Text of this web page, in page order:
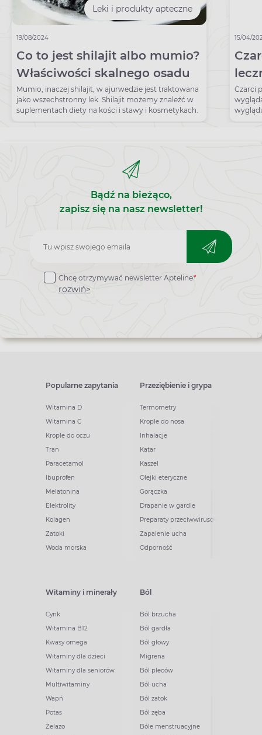
Leki i produkty apteczne
19/08/2024
Co to jest shilajit albo mumio?
Właściwości skalnego osadu
Mumio, inaczej shilajit, w ajurwedzie jest traktowana
jako wszechstronny lek. Shilajit możemy znaleźć w
suplementach diety na kości i stawy i kosmetykach.
15/04/
Czarci
Bądź na bieżąco,
zapisz się na nasz newsletter!
Zapisz
do
newslettera
Chcę otrzymywać newsletter Apteline*
rozwiń>
Popularne zapytania
Witamina D
Witamina C
Krople do oczu
Tran
Paracetamol
Ibuprofen
Melatonina
Elektrolity
Kolagen
Zatoki
Woda morska
Przeziębienie i grypa
Termometry
Krople do nosa
Inhalacje
Katar
Kaszel
Olejki eteryczne
Gorączka
Drapanie w gardle
Preparaty przeciwwirusowe
Zapalenie ucha
Odporność
Witaminy i minerały
Cynk
Witamina B12
Kwasy omega
Witaminy dla dzieci
Witaminy dla seniorów
Multiwitaminy
Wapń
Potas
Żelazo
Ból
Ból brzucha
Ból gardła
Ból głowy
Migrena
Ból pleców
Ból ucha
Ból zatok
Ból zęba
Bóle menstruacyjne